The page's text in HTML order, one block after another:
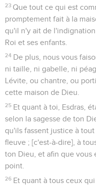
23 Que tout ce qui est
promptement fait à la
qu'il n'y ait de
Roi et ses enfants.
24 De plus, nous vous
ni taille, ni gabelle, ni
Lévite, ou chantre, ou
cette maison de Dieu.
25 Et quant à toi, Esdras,
selon la sagesse de ton
qu'ils fassent justice à
fleuve ; [c'est-à-dire], à
ton Dieu, et afin que vous
point.
26 Et quant à tous ceux